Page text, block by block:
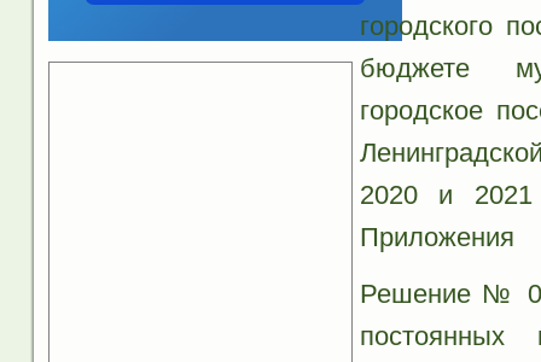
городского
бюджете
городское
2020 и 2021
Приложения
Решение №
постоянных